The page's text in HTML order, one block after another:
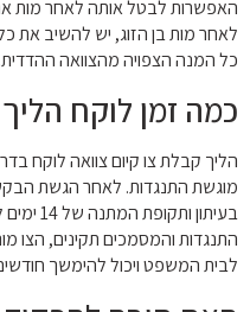
האפשרות לבטל אותה לאחר מות
לאחר מות בן הזוג, יש להשיב את
כל המנה הצפויה מהצוואה ההדדית.
כמה זמן לוקח
הליך קבלת צו קיום צוואה לוקח
מוגשת התנגדות. לאחר הגשת
בעיתון
התנגדות והמסמכים תקינים, הצו
לבית המשפט ויכול להימשך